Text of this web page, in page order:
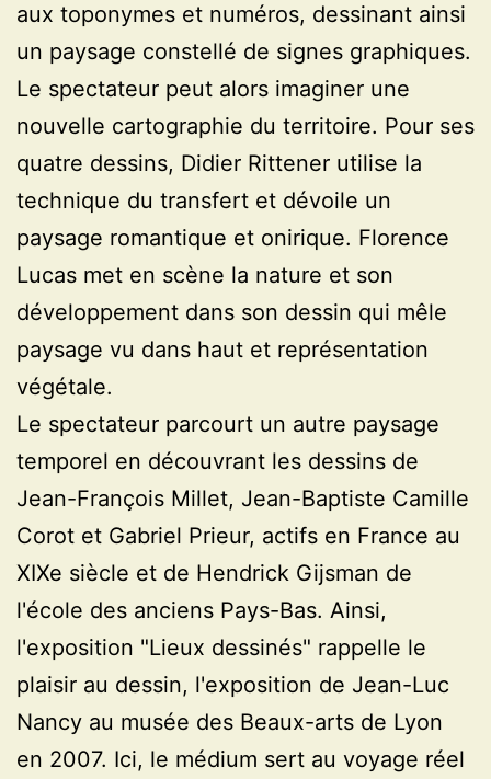
aux toponymes et numéros, dessinant ainsi
un paysage constellé de signes graphiques.
Le spectateur peut alors imaginer une
nouvelle cartographie du territoire. Pour ses
quatre dessins, Didier Rittener utilise la
technique du transfert et dévoile un
paysage romantique et onirique. Florence
Lucas met en scène la nature et son
développement dans son dessin qui mêle
paysage vu dans haut et représentation
végétale.
Le spectateur parcourt un autre paysage
temporel en découvrant les dessins de
Jean-François Millet, Jean-Baptiste Camille
Corot et Gabriel Prieur, actifs en France au
XIXe siècle et de Hendrick Gijsman de
l'école des anciens Pays-Bas. Ainsi,
l'exposition "Lieux dessinés" rappelle le
plaisir au dessin, l'exposition de Jean-Luc
Nancy au musée des Beaux-arts de Lyon
en 2007. Ici, le médium sert au voyage réel